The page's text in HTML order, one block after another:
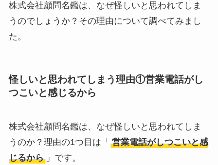
【怪しい？】TikTok
Liteの口コミ・評判 は
ョンは怪しい？口コ
【怪しい？】株式会
社TAPPの口コミ・評
株式会社顧問名鑑は、なぜ怪しいと思われてしま
うのでしょうか？その理由について調べてみまし
た。
怪しいと思われてしまう理由①営業電話がし
つこいと感じるから
株式会社顧問名鑑は、なぜ怪しいと思われてしま
うのか？理由の1つ目は「 営業電話がしつこいと感
じるから 」です。